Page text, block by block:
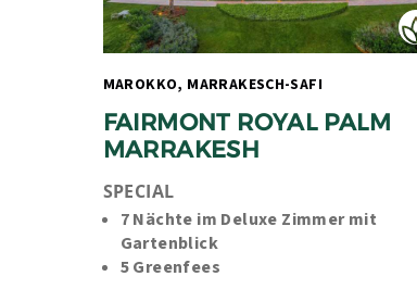
FAIRMONT ROYAL PALM
MARRAKESH
SPECIAL
7 Nächte im Deluxe Zimmer mit
Gartenblick
5 Greenfees